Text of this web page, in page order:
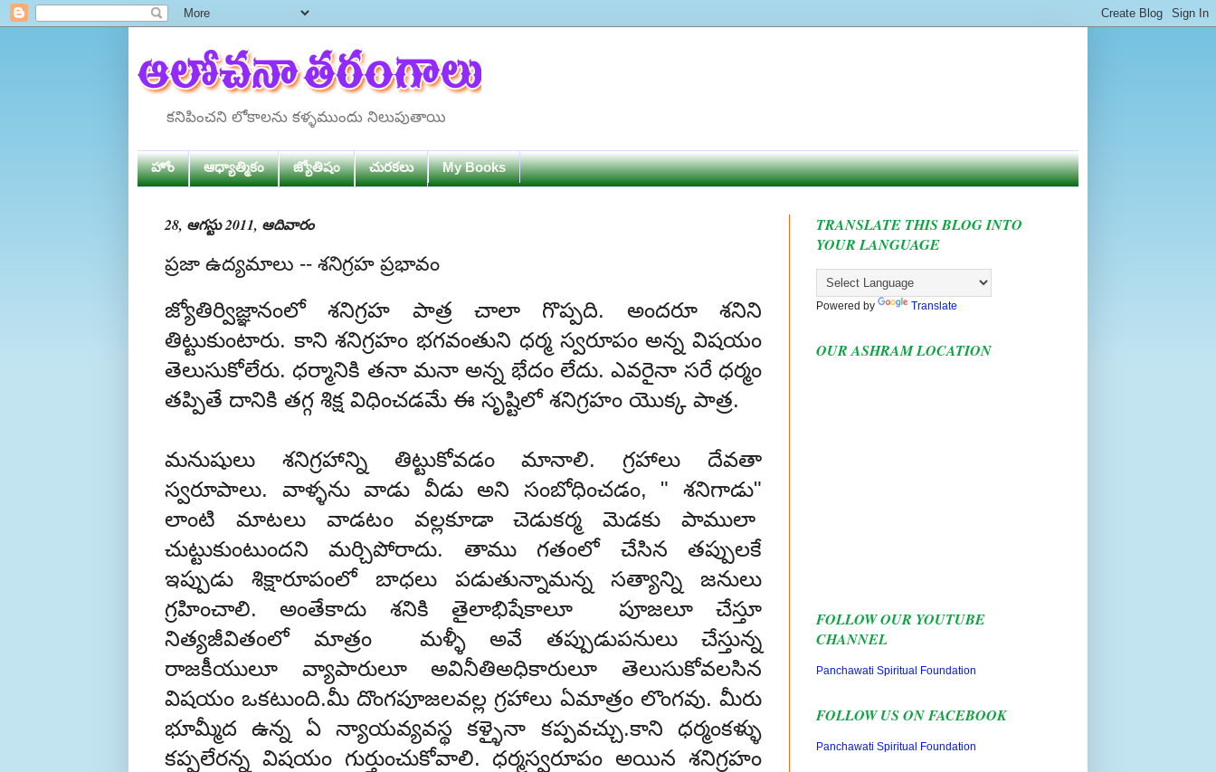
కనిపించని లోకాలను కళ్ళముందు నిలుపుతాయి
హోం ఆధ్యాత్మికం జ్యోతిషం చురకలు My Books
28, ఆగస్టు 2011, ఆదివారం
ప్రజా ఉద్యమాలు -- శనిగ్రహ ప్రభావం
జ్యోతిర్విజ్ఞానంలో శనిగ్రహ పాత్ర చాలా గొప్పది. అందరూ శనిని
తిట్టుకుంటారు. కాని శనిగ్రహం భగవంతుని ధర్మ స్వరూపం అన్న విషయం
తెలుసుకోలేరు. ధర్మానికి తనా మనా అన్న భేదం లేదు. ఎవరైనా సరే ధర్మం
తప్పితే దానికి తగ్గ శిక్ష విధించడమే ఈ సృష్టిలో శనిగ్రహం యొక్క పాత్ర.
మనుషులు శనిగ్రహాన్ని తిట్టుకోవడం మానాలి. గ్రహాలు దేవతా
స్వరూపాలు. వాళ్ళను వాడు వీడు అని సంబోధించడం, " శనిగాడు"
లాంటి మాటలు వాడటం వల్లకూడా చెడుకర్మ మెడకు పాములా
చుట్టుకుంటుందని మర్చిపోరాదు. తాము గతంలో చేసిన తప్పులకే
ఇప్పుడు శిక్షారూపంలో బాధలు పడుతున్నామన్న సత్యాన్ని జనులు
గ్రహించాలి. అంతేకాదు శనికి తైలాభిషేకాలూ పూజలూ చేస్తూ
నిత్యజీవితంలో మాత్రం మళ్ళీ అవే తప్పుడుపనులు చేస్తున్న
రాజకీయులూ వ్యాపారులూ అవినీతిఅధికారులూ తెలుసుకోవలసిన
విషయం ఒకటుంది.మీ దొంగపూజలవల్ల గ్రహాలు ఏమాత్రం లొంగవు. మీరు
భూమ్మీద ఉన్న ఏ న్యాయవ్యవస్థ కళ్ళైనా కప్పవచ్చు.కాని ధర్మంకళ్ళు
కప్పలేరన్న విషయం గుర్తుంచుకోవాలి. ధర్మస్వరూపం అయిన శనిగ్రహం
TRANSLATE THIS BLOG INTO
YOUR LANGUAGE
Powered by Translate
OUR ASHRAM LOCATION
FOLLOW OUR YOUTUBE
CHANNEL
Panchawati Spiritual Foundation
FOLLOW US ON FACEBOOK
Panchawati Spiritual Foundation